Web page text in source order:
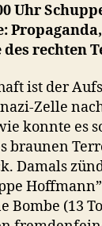
Uhr
des rechten
ist der
Zelle
konnte es
braunen
Damals
Bombe (13